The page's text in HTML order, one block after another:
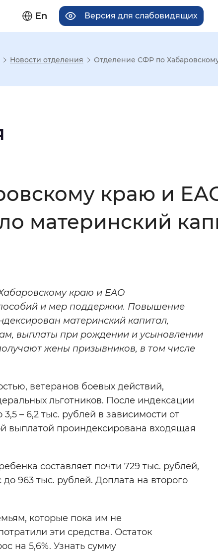
En Версия для слабовидящих
Увеличенный Большой
Остановить Повторить
Новости отделения Отделение СФР по
краю и
материнский
краю и ЕАО
и мер поддержки. Повышение
материнский капитал,
выплаты при рождении и усыновлении
жены призывников, в том числе
ветеранов боевых действий,
льготников. После индексации
– 6,2 тыс. рублей в зависимости от
выплатой проиндексирована входящая
составляет почти 729 тыс. рублей,
963 тыс. рублей. Доплата на второго
которые пока им не
эти средства. Остаток
на 5,6%. Узнать сумму